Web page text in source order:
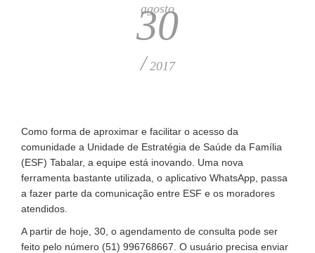
agosto
30
/2017
Como forma de aproximar e facilitar o acesso da
comunidade a Unidade de Estratégia de Saúde da Família
(ESF) Tabalar, a equipe está inovando. Uma nova
ferramenta bastante utilizada, o aplicativo WhatsApp, passa
a fazer parte da comunicação entre ESF e os moradores
atendidos.
A partir de hoje, 30, o agendamento de consulta pode ser
feito pelo número (51) 996768667. O usuário precisa enviar